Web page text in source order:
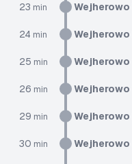
23 min Wejherowo
24 min Wejherowo
25 min Wejherowo
26 min Wejherowo
29 min Wejherowo
30 min Wejherowo